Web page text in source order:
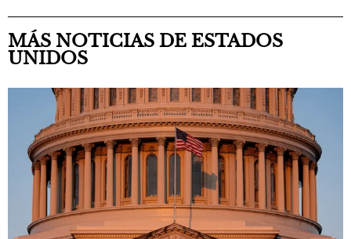
MÁS NOTICIAS DE ESTADOS
UNIDOS